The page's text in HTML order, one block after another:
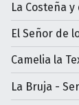
La Costeña
El Señor de
Camelia la
La Bruja -